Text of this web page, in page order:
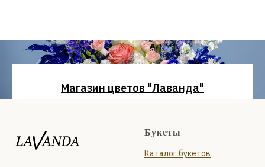
Магазин цветов "Лаванда"
проспект Сизова, 14
Ежедневно с 09:00 до 22:00
+7 (931) 210-10-24
Букеты
Каталог букетов